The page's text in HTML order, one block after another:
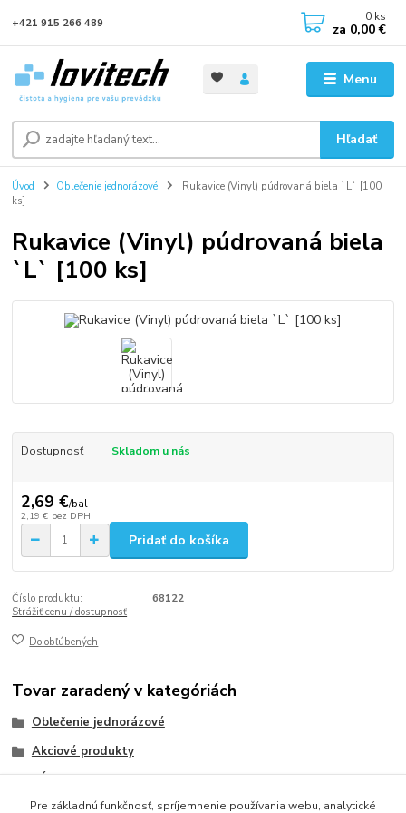
Menu
Hľadať
+421 915 266 489 0 ks
za 0,00 €
Úvod Oblečenie jednorázové
Rukavice (Vinyl) púdrovaná biela `L` [100
ks]
Rukavice (Vinyl) púdrovaná biela
`L` [100 ks]
Dostupnosť Skladom u nás
2,69 €/bal
2,19 € bez DPH
Pridať do košíka
Číslo produktu:
68122
Strážiť cenu / dostupnosť
Do obľúbených
Tovar zaradený v kategóriách
Oblečenie jednorázové
Akciové produkty
VÝPREDAJ
Jednorazové rukavice
Pre základnú funkčnosť, spríjemnenie používania webu, analytické